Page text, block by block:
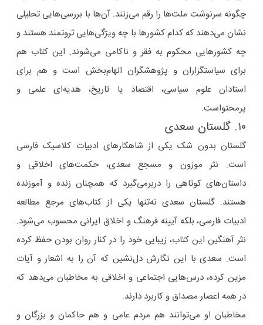
چگونه سرنوشت ملت‌ها را رقم می‌زنند. آن‌ها با بررسی‌هایی تحلیلی
نشان می‌دهند که کدام کشورها با چه ویژگی‌هایی ثروتمند هستند و
چه کشورهایی محکوم به فقر و ناکامی می‌شوند. این کتاب هم
برای سیاستگزاران و پژوهشگران الهام‌‌بخش است و هم برای
استادان علوم سیاسی، اقتصاد یا تاریخ، هدیه‌ای علمی و
پرمحتواست.
۱۰. گلستان سعدی
گلستان بدون شک یکی از شاهکارهای ادبیات کلاسیک فارسی
است. نثر موزون و مسجع سعدی، حکمت‌های اخلاقی و
داستان‌های کوتاهی را دربرمی‌گیرد که همچنان زنده و آموزنده
هستند. گلستان سعدی نه‌تنها یکی از کتاب‌های مرجع مطالعه
ادبیات فارسی، بلکه آیینه‌ فرهنگ و اخلاق ایرانی محسوب می‌شود.
نثر آهنگین این کتاب، زیبایی خود را در کنار روان بودن حفظ کرده
است. سعدی با این نگارش دل‌نشین که آن را به اشعار و آیات
مزین کرده، درس‌هایی اجتماعی و اخلاقی به مخاطبان می‌دهد که
در همه اعصار مصداق و کاربرد دارند.
مخاطبان او می‌توانند هم مردم عامی و هم حاکمان و بزرگان و